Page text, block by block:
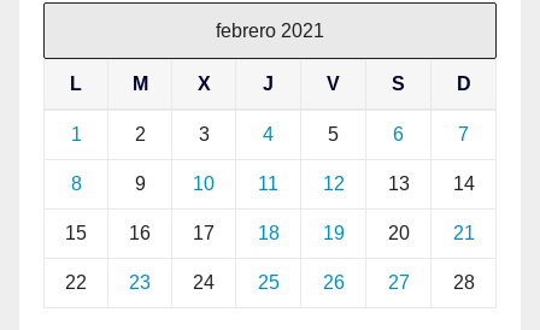
febrero 2021
L M X J V S D
1 2 3 4 5 6 7
8 9 10 11 12 13 14
15 16 17 18 19 20 21
22 23 24 25 26 27 28